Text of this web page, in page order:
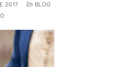
2017
BLOG